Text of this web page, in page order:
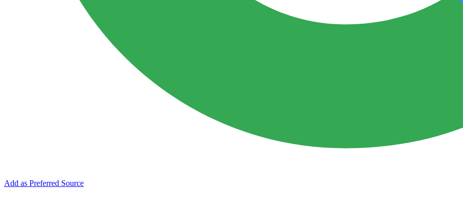
Add as Preferred Source